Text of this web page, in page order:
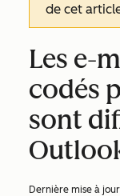
de cet
Les e-
codés
sont
Dernière mise à